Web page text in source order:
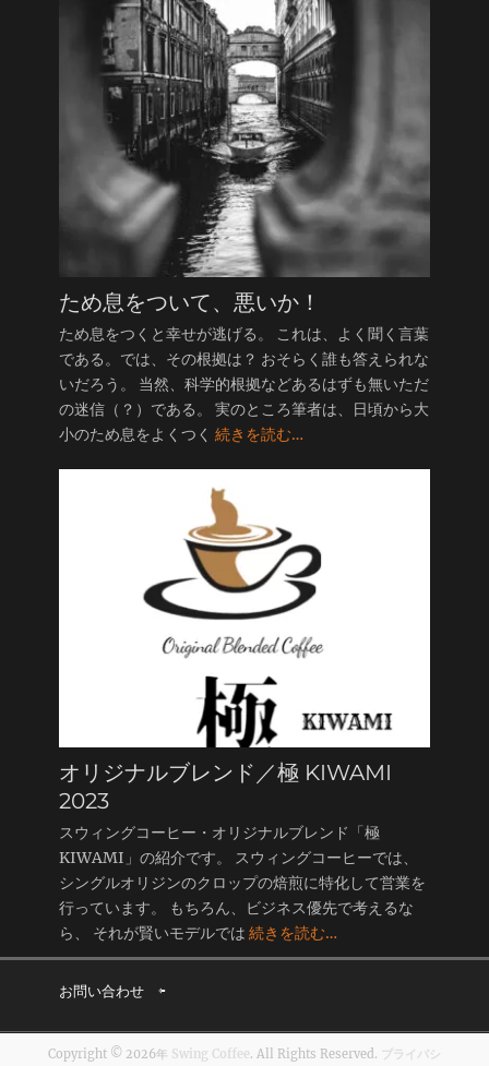
ため息をついて、悪いか！
ため息をつくと幸せが逃げる。 これは、よく聞く言葉
である。では、その根拠は？ おそらく誰も答えられな
いだろう。 当然、科学的根拠などあるはずも無いただ
の迷信（？）である。 実のところ筆者は、日頃から大
小のため息をよくつく 続きを読む…
オリジナルブレンド／極 KIWAMI
2023
スウィングコーヒー・オリジナルブレンド「極
KIWAMI」の紹介です。 スウィングコーヒーでは、
シングルオリジンのクロップの焙煎に特化して営業を
行っています。 もちろん、ビジネス優先で考えるな
ら、 それが賢いモデルでは 続きを読む…
お問い合わせ ⇦
Copyright © 2026年 Swing Coffee. All Rights Reserved. プライバシ